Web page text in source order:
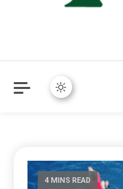
4 MINS READ